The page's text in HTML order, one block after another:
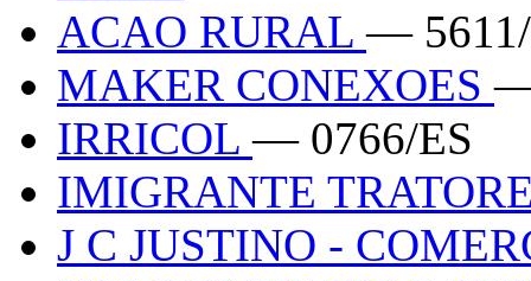
ACAO RURAL—
MAKER CONEXOES—
IRRICOL— 0766/ES
IMIGRANTE
J C JUSTINO -